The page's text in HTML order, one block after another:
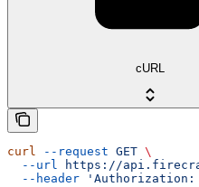
cURL
curl --request GET \
  --url
https://
  --header
'Authorization: